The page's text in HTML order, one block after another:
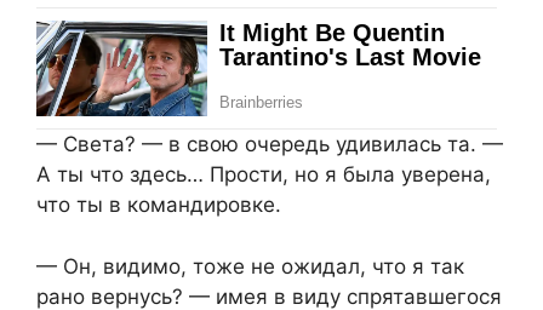
— Света? — в свою очередь удивилась та. —
А ты что здесь… Прости, но я была уверена,
что ты в командировке.
— Он, видимо, тоже не ожидал, что я так
рано вернусь? — имея в виду спрятавшегося